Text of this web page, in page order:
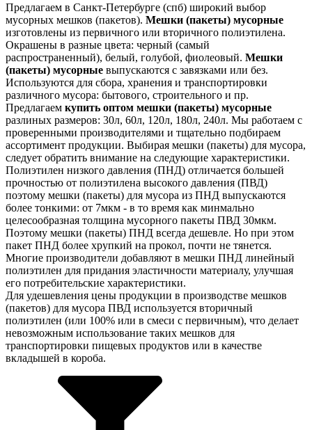
Предлагаем в Санкт-Петербурге (спб) широкий выбор
мусорных мешков (пакетов). Мешки (пакеты) мусорные
изготовлены из первичного или вторичного полиэтилена.
Окрашены в разные цвета: черный (самый
распространенный), белый, голубой, фиолеовый. Мешки
(пакеты) мусорные выпускаются с завязками или без.
Используются для сбора, хранения и транспортировки
различного мусора: бытового, строительного и пр.
Предлагаем купить оптом мешки (пакеты) мусорные
разлиных размеров: 30л, 60л, 120л, 180л, 240л. Мы работаем с
проверенными производителями и тщательно подбираем
ассортимент продукции. Выбирая мешки (пакеты) для мусора,
следует обратить внимание на следующие характеристики.
Полиэтилен низкого давления (ПНД) отличается большей
прочностью от полиэтилена высокого давления (ПВД)
поэтому мешки (пакеты) для мусора из ПНД выпускаются
более тонкими: от 7мкм - в то время как минмально
целесообразная толщина мусорного пакеты ПВД 30мкм.
Поэтому мешки (пакеты) ПНД всегда дешевле. Но при этом
пакет ПНД более хрупкий на прокол, почти не тянется.
Многие производители добавляют в мешки ПНД линейный
полиэтилен для придания эластичности материалу, улучшая
его потребительские характеристики.
Для удешевления цены продукции в производстве мешков
(пакетов) для мусора ПВД используется вторичный
полиэтилен (или 100% или в смеси с первичным), что делает
невозможным использование таких мешков для
транспортировки пищевых продуктов или в качестве
вкладышей в короба.